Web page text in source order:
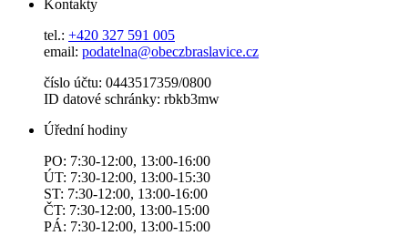
Kontakty
tel.: +420 327 591 005
email: podatelna@obeczbraslavice.cz
číslo účtu: 0443517359/0800
ID datové schránky: rbkb3mw
Úřední hodiny
PO: 7:30-12:00, 13:00-16:00
ÚT: 7:30-12:00, 13:00-15:30
ST: 7:30-12:00, 13:00-16:00
ČT: 7:30-12:00, 13:00-15:00
PÁ: 7:30-12:00, 13:00-15:00